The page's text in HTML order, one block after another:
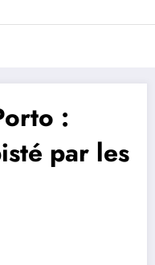
du football
:
par les